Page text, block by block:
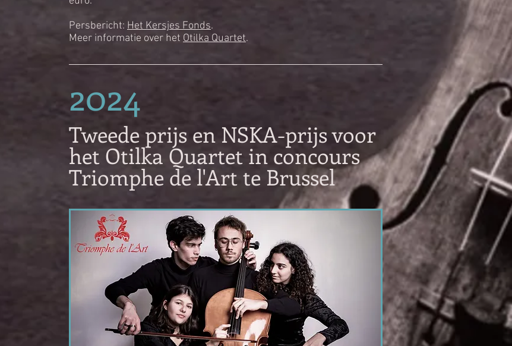
Persbericht: Het Kersjes Fonds.
Meer informatie over het Otilka Quartet.
2024
Tweede prijs en NSKA-prijs voor
het Otilka Quartet in concours
Triomphe de l'Art te Brussel